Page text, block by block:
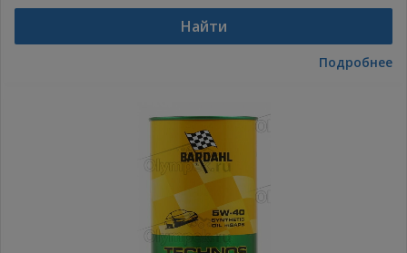
Найти
Подробнее